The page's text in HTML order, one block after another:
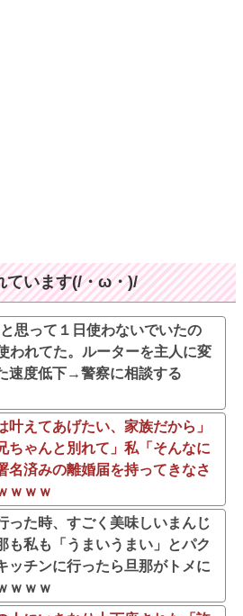
ています(/・ω・)/
思って１日使わないでいたの
われてた。ルーターを主人に変
速度低下→警察に相談する
叶えてあげたい、家族だから」
ちゃんと別れて」私「そんなに
名済みの離婚届を持ってきなさ
ｗｗｗ
った時、すごく美味しいまんじ
も私も「うまいうまい」とパク
ッチンに行ったら旦那がトメに
ｗｗｗ